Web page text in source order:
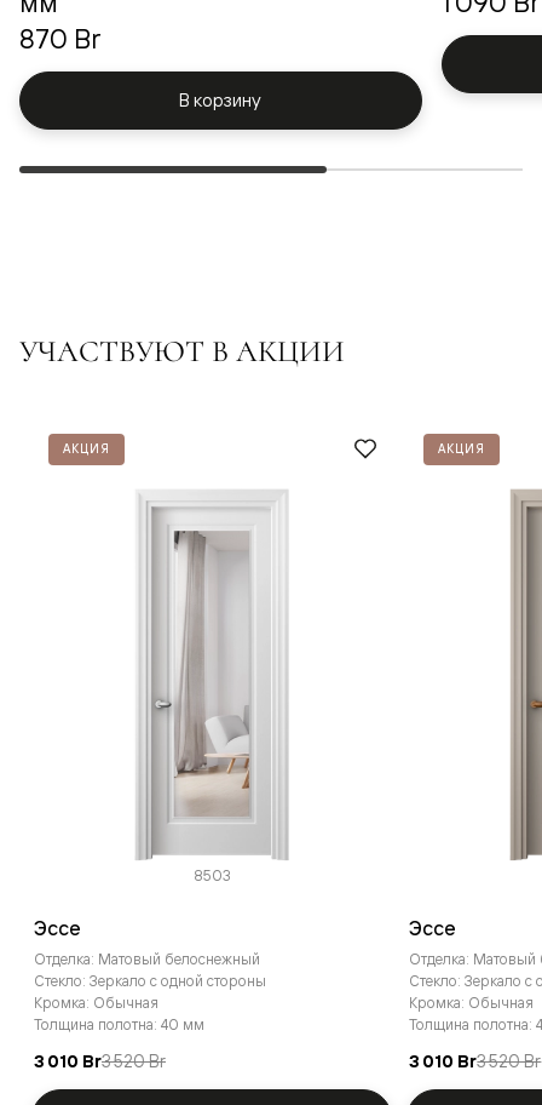
870 Br
В корзину
УЧАСТВУЮТ В АКЦИИ
АКЦИЯ
8503
Эссе
Отделка: Матовый белоснежный
Стекло: Зеркало с одной стороны
Кромка: Обычная
Толщина полотна: 40 мм
3 010 Br3 520 Br
АКЦИЯ
Эссе
Отделка: Матовый
Стекло: Зеркало с
Кромка: Обычная
Толщина полотна:
3 010 Br3 520 Br